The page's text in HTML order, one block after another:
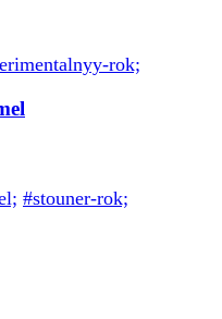
rok;
#stouner-rok;